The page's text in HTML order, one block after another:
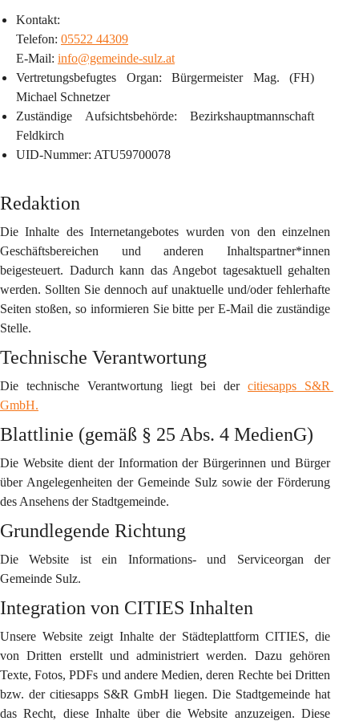
Kontakt:
Telefon: 05522 44309
E-Mail: info@gemeinde-sulz.at
Vertretungsbefugtes Organ: Bürgermeister Mag. (FH)
Michael Schnetzer
Zuständige Aufsichtsbehörde: Bezirkshauptmannschaft
Feldkirch
UID-Nummer: ATU59700078
Redaktion
Die Inhalte des Internetangebotes wurden von den einzelnen
Geschäftsbereichen und anderen Inhaltspartner*innen
beigesteuert. Dadurch kann das Angebot tagesaktuell gehalten
werden. Sollten Sie dennoch auf unaktuelle und/oder fehlerhafte
Seiten stoßen, so informieren Sie bitte per E-Mail die zuständige
Stelle.
Technische Verantwortung
Die technische Verantwortung liegt bei der citiesapps S&R
GmbH.
Blattlinie (gemäß § 25 Abs. 4 MedienG)
Die Website dient der Information der Bürgerinnen und Bürger
über Angelegenheiten der Gemeinde Sulz sowie der Förderung
des Ansehens der Stadtgemeinde.
Grundlegende Richtung
Die Website ist ein Informations- und Serviceorgan der
Gemeinde Sulz.
Integration von CITIES Inhalten
Unsere Website zeigt Inhalte der Städteplattform CITIES, die
von Dritten erstellt und administriert werden. Dazu gehören
Texte, Fotos, PDFs und andere Medien, deren Rechte bei Dritten
bzw. der citiesapps S&R GmbH liegen. Die Stadtgemeinde hat
das Recht, diese Inhalte über die Website anzuzeigen. Diese